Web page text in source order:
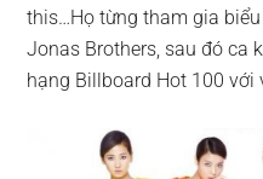
this…Họ từng tham gia
Jonas Brothers, sau đó ca
hạng Billboard Hot 100